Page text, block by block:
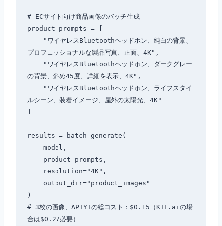
# ECサイト向け商品画像のバッチ生成
product_prompts = [
プロフェッショナルな製品写真、正面、4K",
の背景、斜め45度、詳細を表示、4K",
ルシーン、装着イメージ、屋外の太陽光、4K"
]
results = batch_generate(
)
# 3枚の画像、APIYIの総コスト：$0.15（KIE.aiの場